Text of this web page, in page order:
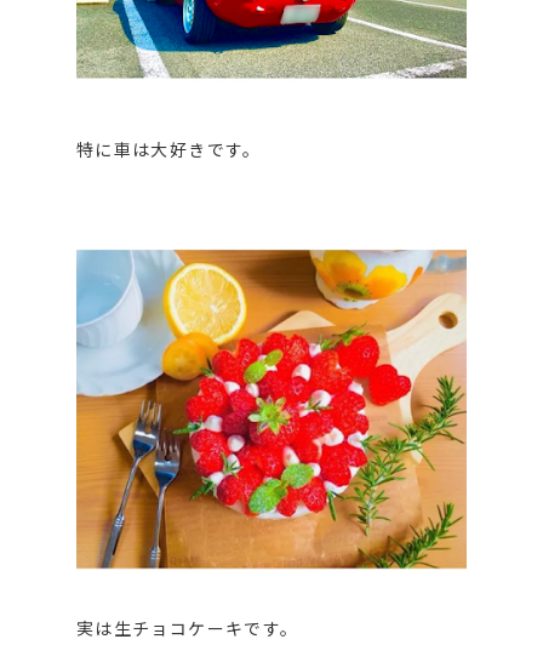
特に車は大好きです。
実は生チョコケーキです。